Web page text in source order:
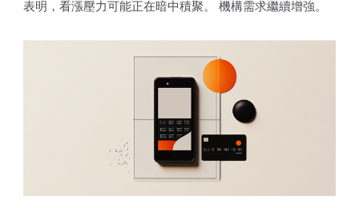
表明，看漲壓力可能正在暗中積聚。 機構需求繼續增強。